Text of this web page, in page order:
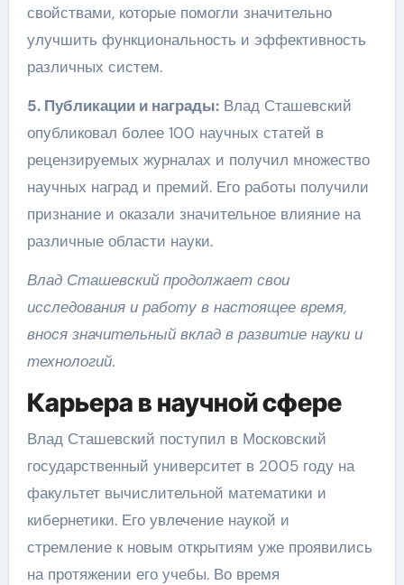
свойствами, которые помогли значительно
улучшить функциональность и эффективность
различных систем.
5. Публикации и награды:Влад Сташевский
опубликовал более 100 научных статей в
рецензируемых журналах и получил множество
научных наград и премий. Его работы получили
признание и оказали значительное влияние на
различные области науки.
Влад Сташевский продолжает свои
исследования и работу в настоящее время,
внося значительный вклад в развитие науки и
технологий.
Карьера в научной сфере
Влад Сташевский поступил в Московский
государственный университет в 2005 году на
факультет вычислительной математики и
кибернетики. Его увлечение наукой и
стремление к новым открытиям уже проявились
на протяжении его учебы. Во время